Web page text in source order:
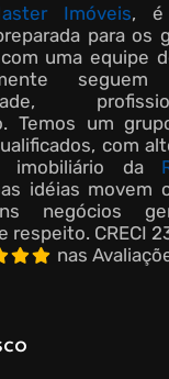
Imóveis, é
para os
uma equipe
Temos um
com
imobiliário da
idéias movem
negócios
respeito. CRECI
nas